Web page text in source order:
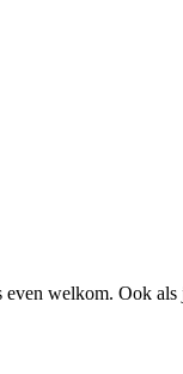
welkom. Ook